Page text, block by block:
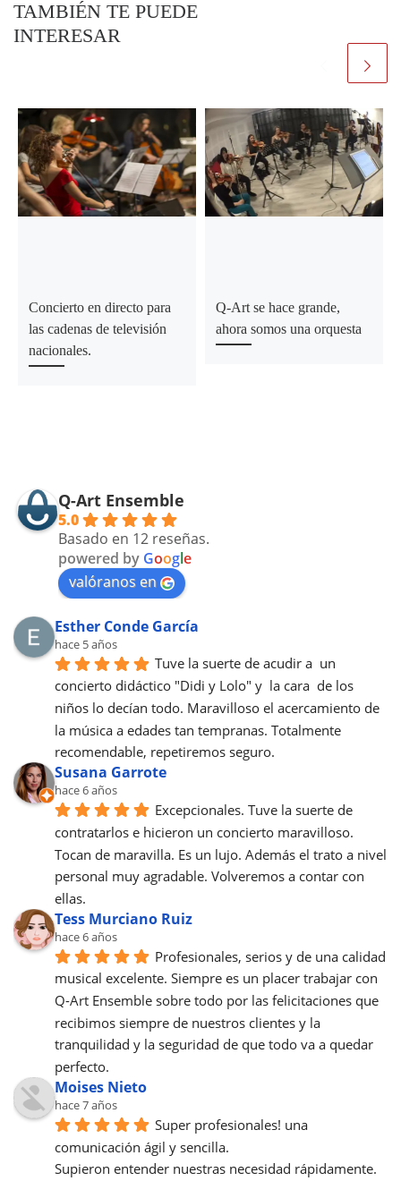
TAMBIÉN TE PUEDE
INTERESAR
Concierto en directo para
las cadenas de televisión
nacionales.
Q-Art se hace grande,
ahora somos una orquesta
Q-Art Ensemble
5.0
Basado en 12 reseñas.
powered by Google
valóranos en
Esther Conde García
hace 5 años
Tuve la suerte de acudir a  un
concierto didáctico "Didi y Lolo" y  la cara  de los
niños lo decían todo. Maravilloso el acercamiento de
la música a edades tan tempranas. Totalmente
recomendable, repetiremos seguro.
Susana Garrote
hace 6 años
Excepcionales. Tuve la suerte de
contratarlos e hicieron un concierto maravilloso.
Tocan de maravilla. Es un lujo. Además el trato a nivel
personal muy agradable. Volveremos a contar con
ellas.
Tess Murciano Ruiz
hace 6 años
Profesionales, serios y de una calidad
musical excelente. Siempre es un placer trabajar con
Q-Art Ensemble sobre todo por las felicitaciones que
recibimos siempre de nuestros clientes y la
tranquilidad y la seguridad de que todo va a quedar
perfecto.
Moises Nieto
hace 7 años
Super profesionales! una
comunicación ágil y sencilla.
Supieron entender nuestras necesidad rápidamente.